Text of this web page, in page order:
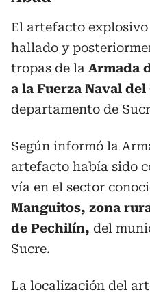
El artefacto
hallado y
tropas de la Armada
a la Fuerza Naval del
departamento de
Según informó la
artefacto había sido
vía en el sector
Manguitos, zona
de Pechilín, del
Sucre.
La localización del